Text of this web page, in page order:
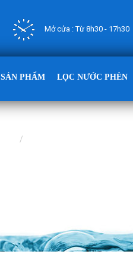
Mở cửa : Từ 8h30 - 17h30
SẢN PHẨM LỌC NƯỚC PHÈN